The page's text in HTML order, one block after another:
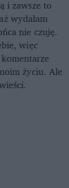
i zawsze to
wydałam
nie czuję.
więc
życiu. Ale